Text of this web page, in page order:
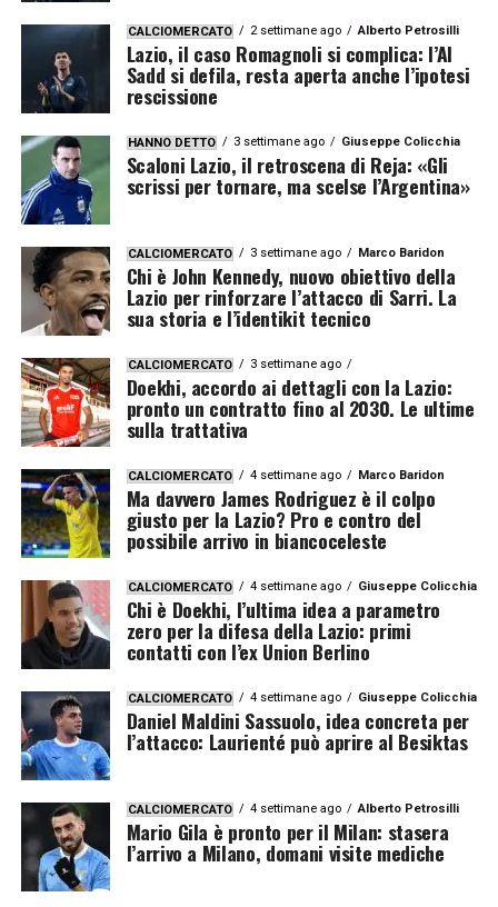
CALCIOMERCATO 2 settimane ago Alberto Petrosilli
Lazio, il caso Romagnoli si complica: l’Al
Sadd si defila, resta aperta anche l’ipotesi
rescissione
HANNO DETTO 3 settimane ago Giuseppe Colicchia
Scaloni Lazio, il retroscena di Reja: «Gli
scrissi per tornare, ma scelse l’Argentina»
CALCIOMERCATO 3 settimane ago Marco Baridon
Chi è John Kennedy, nuovo obiettivo della
Lazio per rinforzare l’attacco di Sarri. La
sua storia e l’identikit tecnico
CALCIOMERCATO 3 settimane ago
Doekhi, accordo ai dettagli con la Lazio:
pronto un contratto fino al 2030. Le ultime
sulla trattativa
CALCIOMERCATO 4 settimane ago Marco Baridon
Ma davvero James Rodriguez è il colpo
giusto per la Lazio? Pro e contro del
possibile arrivo in biancoceleste
CALCIOMERCATO 4 settimane ago Giuseppe Colicchia
Chi è Doekhi, l’ultima idea a parametro
zero per la difesa della Lazio: primi
contatti con l’ex Union Berlino
CALCIOMERCATO 4 settimane ago Giuseppe Colicchia
Daniel Maldini Sassuolo, idea concreta per
l’attacco: Laurienté può aprire al Besiktas
CALCIOMERCATO 4 settimane ago Alberto Petrosilli
Mario Gila è pronto per il Milan: stasera
l’arrivo a Milano, domani visite mediche